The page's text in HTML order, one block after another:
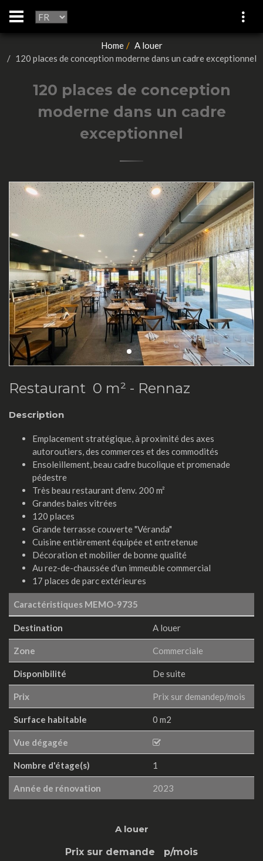
Home
A louer
120 places de conception moderne dans un cadre exceptionnel
120 places de conception
moderne dans un cadre
exceptionnel
Restaurant 0 m² - Rennaz
Description
Emplacement stratégique, à proximité des axes
autoroutiers, des commerces et des commodités
Ensoleillement, beau cadre bucolique et promenade
pédestre
Très beau restaurant d'env. 200 m²
Grandes baies vitrées
120 places
Grande terrasse couverte "Véranda"
Cuisine entièrement équipée et entretenue
Décoration et mobilier de bonne qualité
Au rez-de-chaussée d'un immeuble commercial
17 places de parc extérieures
Caractéristiques MEMO-9735
Destination A louer
Zone Commerciale
Disponibilité De suite
Prix Prix sur demandep/mois
Surface habitable 0 m2
Vue dégagée
Nombre d'étage(s) 1
Année de rénovation 2023
A louer
Prix sur demande p/mois